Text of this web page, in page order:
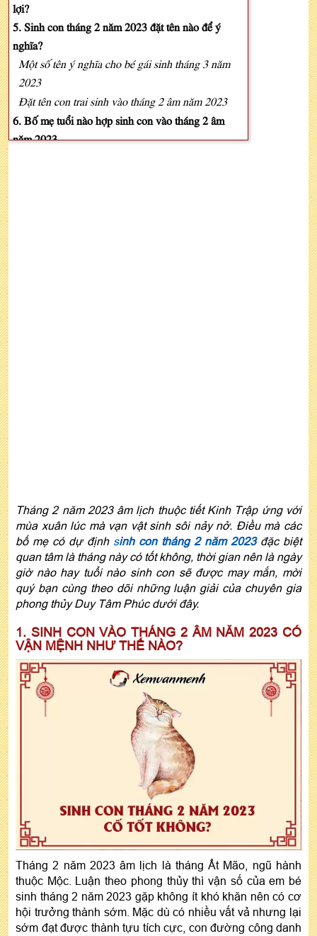
lợi?
5. Sinh con tháng 2 năm 2023 đặt tên nào để ý
nghĩa?
Một số tên ý nghĩa cho bé gái sinh tháng 3 năm
2023
Đặt tên con trai sinh vào tháng 2 âm năm 2023
6. Bố mẹ tuổi nào hợp sinh con vào tháng 2 âm
năm 2023
Tháng 2 năm 2023 âm lịch thuộc tiết Kinh Trập ứng với
mùa xuân lúc mà vạn vật sinh sôi nảy nở. Điều mà các
bố mẹ có dự định sinh con tháng 2 năm 2023đặc biệt
quan tâm là tháng này có tốt không, thời gian nên là ngày
giờ nào hay tuổi nào sinh con sẽ được may mắn, mời
quý bạn cùng theo dõi những luận giải của chuyên gia
phong thủy Duy Tâm Phúc dưới đây.
1. SINH CON VÀO THÁNG 2 ÂM NĂM 2023 CÓ
VẬN MỆNH NHƯ THẾ NÀO?
Tháng 2 năm 2023 âm lịch là tháng Ất Mão, ngũ hành
thuộc Mộc. Luận theo phong thủy thì vận số của em bé
sinh tháng 2 năm 2023 gặp không ít khó khăn nên có cơ
hội trưởng thành sớm. Mặc dù có nhiều vất vả nhưng lại
sớm đạt được thành tựu tích cực, con đường công danh